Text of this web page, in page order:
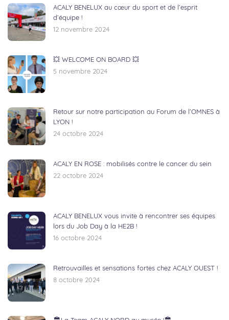
ACALY BENELUX au cœur du sport et de l’esprit
d’équipe !
12 novembre 2024
💥 WELCOME ON BOARD 💥
5 novembre 2024
Retour sur notre participation au Forum de l’OMNES à
LYON !
24 octobre 2024
ACALY EN ROSE : mobilisés contre le cancer du sein
22 octobre 2024
ACALY BENELUX vous invite à rencontrer ses équipes
lors du Job Day à la HE2B !
16 octobre 2024
Retrouvailles et sensations fortes chez ACALY OUEST !
8 octobre 2024